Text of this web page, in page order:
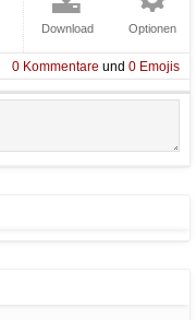
Download
Optionen
0 Kommentare und 0 Emojis